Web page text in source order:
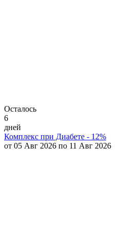
Осталось
6
дней
Комплекс при Диабете - 12%
от 05 Авг 2026 по 11 Авг 2026